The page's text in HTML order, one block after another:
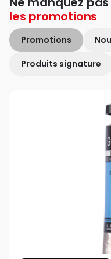
les promotions
Promotions
Produits signature